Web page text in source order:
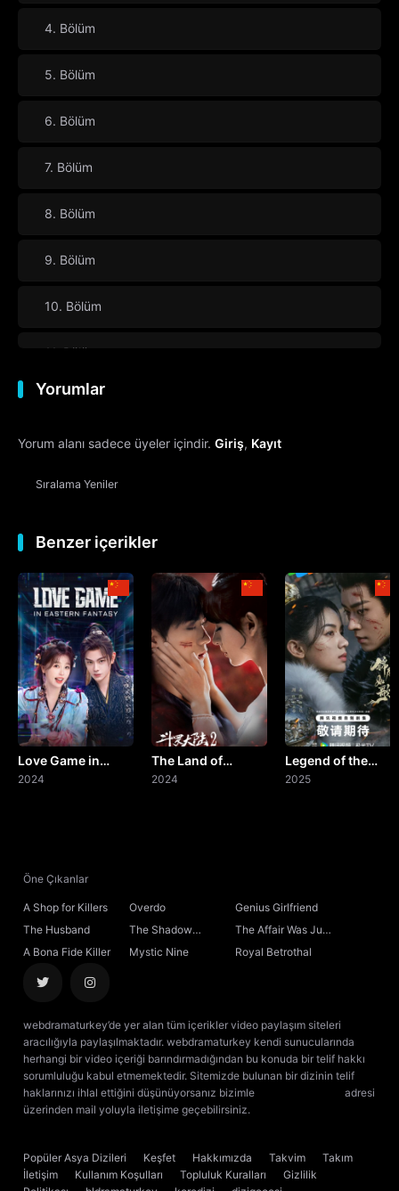
4. Bölüm
5. Bölüm
6. Bölüm
7. Bölüm
8. Bölüm
9. Bölüm
10. Bölüm
11. Bölüm
12. Bölüm
13. Bölüm
14. Bölüm
15. Bölüm
16. Bölüm
17. Bölüm
18. Bölüm
19. Bölüm
20. Bölüm
23. Bölüm
24. Bölüm
26. Bölüm
27. Bölüm
29. Bölüm
Yorumlar
Yorum alanı sadece üyeler içindir. Giriş, Kayıt
Sıralama Yeniler
Benzer içerikler
Love Game in
Eastern Fantasy
2024
The Land of
Warriors
2024
Legend of the
Female General
2025
Öne Çıkanlar
A Shop for Killers Overdo
Genius Girlfriend
The Husband
The Shadow
Sovereign
The Affair Was Just
the Beginning
A Bona Fide Killer Mystic Nine Royal Betrothal
webdramaturkey’de yer alan tüm içerikler video paylaşım siteleri
aracılığıyla paylaşılmaktadır. webdramaturkey kendi sunucularında
herhangi bir video içeriği barındırmadığından bu konuda bir telif hakkı
sorumluluğu kabul etmemektedir. Sitemizde bulunan bir dizinin telif
haklarınızı ihlal ettiğini düşünüyorsanız bizimle
adresi
üzerinden mail yoluyla iletişime geçebilirsiniz.
Popüler Asya Dizileri Keşfet Hakkımızda Takvim
Takım
İletişim
Kullanım Koşulları Topluluk Kuralları
Gizlilik